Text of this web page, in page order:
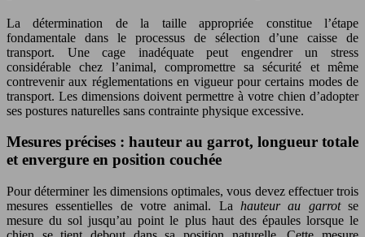
La détermination de la taille appropriée constitue l’étape
fondamentale dans le processus de sélection d’une caisse de
transport. Une cage inadéquate peut engendrer un stress
considérable chez l’animal, compromettre sa sécurité et même
contrevenir aux réglementations en vigueur pour certains modes de
transport. Les dimensions doivent permettre à votre chien d’adopter
ses postures naturelles sans contrainte physique excessive.
Mesures précises : hauteur au garrot, longueur totale
et envergure en position couchée
Pour déterminer les dimensions optimales, vous devez effectuer trois
mesures essentielles de votre animal. La hauteur au garrotse
mesure du sol jusqu’au point le plus haut des épaules lorsque le